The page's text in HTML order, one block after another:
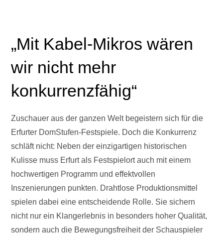
„Mit Kabel-Mikros wären
wir nicht mehr
konkurrenzfähig“
Zuschauer aus der ganzen Welt begeistern sich für die
Erfurter DomStufen-Festspiele. Doch die Konkurrenz
schläft nicht: Neben der einzigartigen historischen
Kulisse muss Erfurt als Festspielort auch mit einem
hochwertigen Programm und effektvollen
Inszenierungen punkten. Drahtlose Produktionsmittel
spielen dabei eine entscheidende Rolle. Sie sichern
nicht nur ein Klangerlebnis in besonders hoher Qualität,
sondern auch die Bewegungsfreiheit der Schauspieler